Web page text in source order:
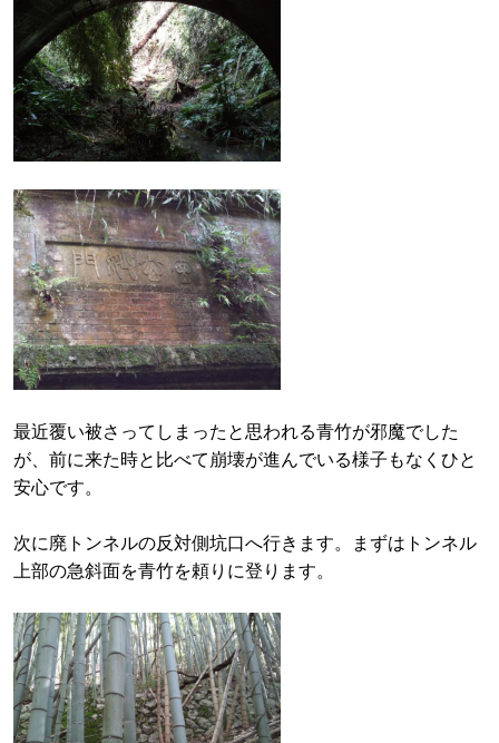
最近覆い被さってしまったと思われる青竹が邪魔でした
が、前に来た時と比べて崩壊が進んでいる様子もなくひと
安心です。
次に廃トンネルの反対側坑口へ行きます。まずはトンネル
上部の急斜面を青竹を頼りに登ります。